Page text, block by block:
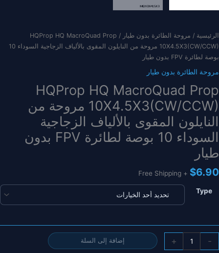
الرئيسية / مروحة الطائرة بدون طيار
/ HQProp HQ MacroQuad Prop
10X4.5X3(CW/CCW) مروحة من النايلون المقوى بالألياف الزجاجية السوداء 10
بوصة لطائرة FPV بدون طيار
مروحة الطائرة بدون طيار
HQProp HQ MacroQuad Prop
10X4.5X3(CW/CCW) مروحة من
النايلون المقوى بالألياف الزجاجية
السوداء 10 بوصة لطائرة FPV بدون
طيار
$6.90
+ Free Shipping
Type
-
HQProp
+ إضافة إلى السلة